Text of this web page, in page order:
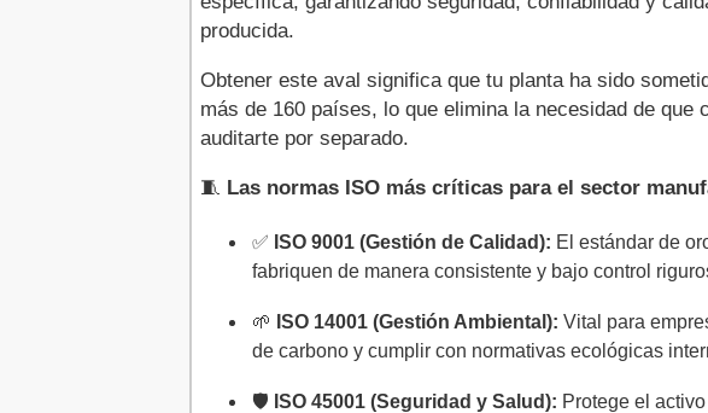
producida.
Obtener este aval significa que tu planta ha sido
más de 160 países, lo que elimina la necesidad de que
auditarte por separado.
🧵 Las normas ISO más críticas para el sector
✅ ISO 9001 (Gestión de Calidad): El estándar de
fabriquen de manera consistente y bajo control
🌱 ISO 14001 (Gestión Ambiental): Vital para
de carbono y cumplir con normativas ecológicas
🛡️ ISO 45001 (Seguridad y Salud): Protege el